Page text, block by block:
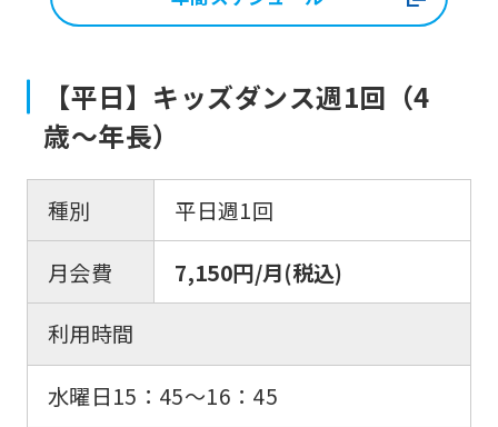
【平日】キッズダンス週1回（4
歳〜年長）
種別
平日週1回
月会費
7,150円/月(税込)
利用時間
水曜日15：45〜16：45